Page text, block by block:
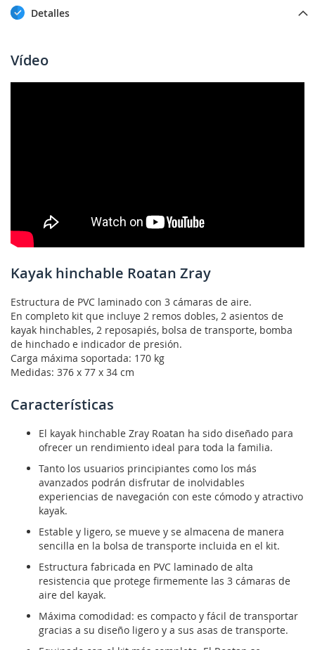
Detalles
Vídeo
Kayak hinchable Roatan Zray
Estructura de PVC laminado con 3 cámaras de aire.
En completo kit que incluye 2 remos dobles, 2 asientos de
kayak hinchables, 2 reposapiés, bolsa de transporte, bomba
de hinchado e indicador de presión.
Carga máxima soportada: 170 kg
Medidas: 376 x 77 x 34 cm
Características
El kayak hinchable Zray Roatan ha sido diseñado para
ofrecer un rendimiento ideal para toda la familia.
Tanto los usuarios principiantes como los más
avanzados podrán disfrutar de inolvidables
experiencias de navegación con este cómodo y atractivo
kayak.
Estable y ligero, se mueve y se almacena de manera
sencilla en la bolsa de transporte incluida en el kit.
Estructura fabricada en PVC laminado de alta
resistencia que protege firmemente las 3 cámaras de
aire del kayak.
Máxima comodidad: es compacto y fácil de transportar
gracias a su diseño ligero y a sus asas de transporte.